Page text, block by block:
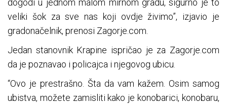
dogodi u jednom malom mirnom gradu, sigurno je to
veliki šok za sve nas koji ovdje živimo”, izjavio je
gradonačelnik, prenosi Zagorje.com.
Jedan stanovnik Krapine ispričao je za Zagorje.com
da je poznavao i policajca i njegovog ubicu.
“Ovo je prestrašno. Šta da vam kažem. Osim samog
ubistva, možete zamisliti kako je konobarici, konobaru,